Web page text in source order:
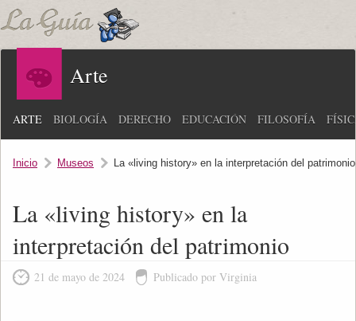
Arte
ARTE BIOLOGÍA DERECHO EDUCACIÓN FILOSOFÍA
Inicio Museos La «living history» en la interpretación del patrimonio
La «living history» en la
interpretación del patrimonio
21 de mayo de 2024 Publicado por Virginia